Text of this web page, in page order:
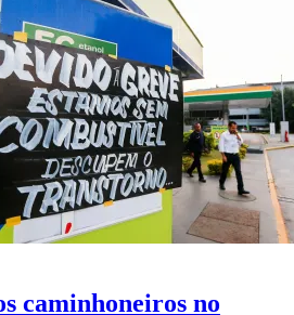
caminhoneiros no